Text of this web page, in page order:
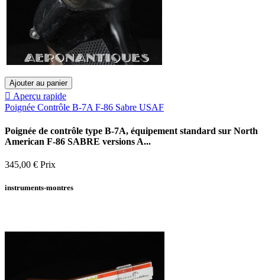
Ajouter au panier
 Aperçu rapide
Poignée Contrôle B-7A F-86 Sabre USAF
Poignée de contrôle type B-7A, équipement standard sur North
American F-86 SABRE versions A...
345,00 € Prix
instruments-montres